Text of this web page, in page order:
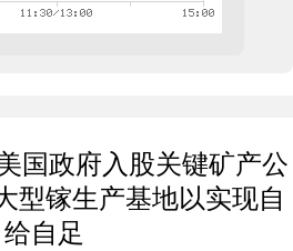
国政府入股关键矿产公
型镓生产基地以实现自
给自足